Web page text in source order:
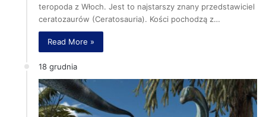
teropoda z Włoch. Jest to najstarszy znany przedstawiciel
ceratozaurów (Ceratosauria). Kości pochodzą z…
Read More »
18 grudnia